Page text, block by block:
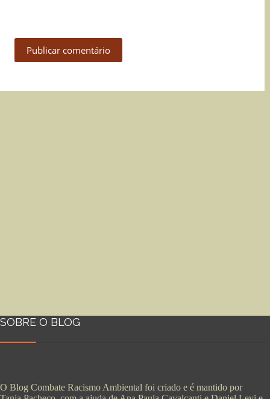
Publicar comentário
SOBRE O BLOG
O Blog Combate Racismo Ambiental foi criado e é mantido por